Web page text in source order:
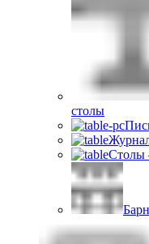
столы
Столы